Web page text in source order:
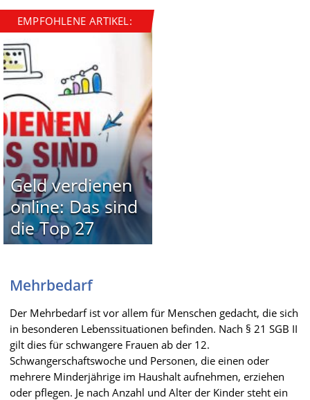
EMPFOHLENE ARTIKEL:
Geld verdienen
online: Das sind
die Top 27
Mehrbedarf
Der Mehrbedarf ist vor allem für Menschen gedacht, die sich
in besonderen Lebenssituationen befinden. Nach § 21 SGB II
gilt dies für schwangere Frauen ab der 12.
Schwangerschaftswoche und Personen, die einen oder
mehrere Minderjährige im Haushalt aufnehmen, erziehen
oder pflegen. Je nach Anzahl und Alter der Kinder steht ein